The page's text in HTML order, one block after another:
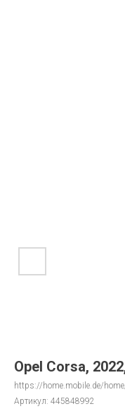
Opel Corsa,
https://home.mobile.de/
Артикул: 445848992